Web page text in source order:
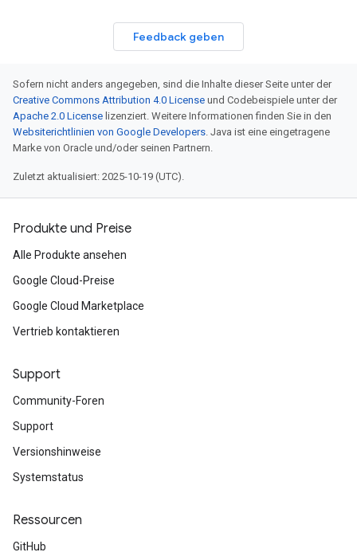
Feedback geben
Sofern nicht anders angegeben, sind die Inhalte dieser Seite unter der
Creative Commons Attribution 4.0 License und Codebeispiele unter der
Apache 2.0 License lizenziert. Weitere Informationen finden Sie in den
Websiterichtlinien von Google Developers. Java ist eine eingetragene
Marke von Oracle und/oder seinen Partnern.
Zuletzt aktualisiert: 2025-10-19 (UTC).
Produkte und Preise
Alle Produkte ansehen
Google Cloud-Preise
Google Cloud Marketplace
Vertrieb kontaktieren
Support
Community-Foren
Support
Versionshinweise
Systemstatus
Ressourcen
GitHub